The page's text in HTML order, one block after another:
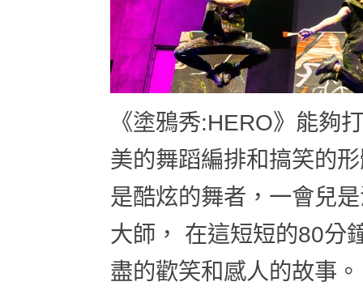
《塗鴉秀:HERO》能夠
美的舞蹈編排和搞笑的
是酷炫的舞者，一會兒
大師， 在這短短的80分
盡的歡笑和感人的故事。